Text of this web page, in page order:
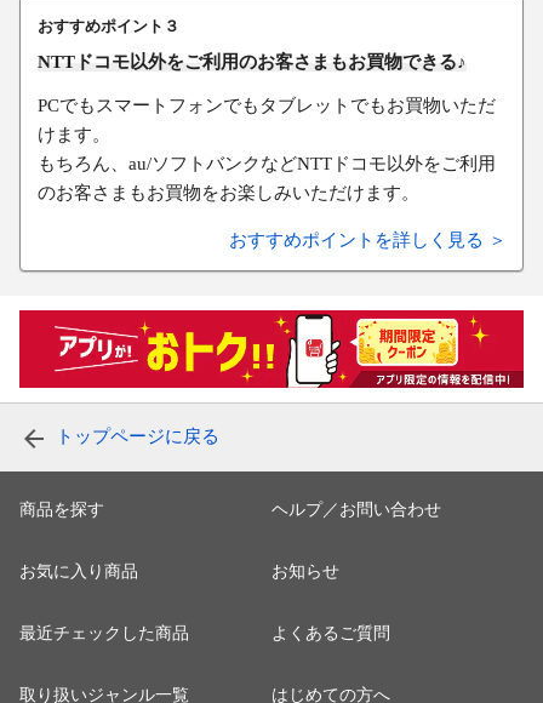
おすすめポイント３
NTTドコモ以外をご利用のお客さまもお買物できる♪
PCでもスマートフォンでもタブレットでもお買物いただ
けます。
もちろん、au/ソフトバンクなどNTTドコモ以外をご利用
のお客さまもお買物をお楽しみいただけます。
おすすめポイントを詳しく見る ＞
トップページに戻る
商品を探す
お気に入り商品
最近チェックした商品
取り扱いジャンル一覧
ヘルプ／お問い合わせ
お知らせ
よくあるご質問
はじめての方へ